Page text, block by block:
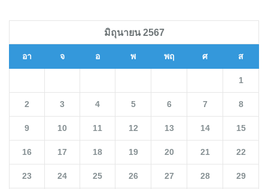
มิถุนายน 2567
อา จ อ พ พฤ ศ ส
1
2 3 4 5 6 7 8
9 10 11 12 13 14 15
16 17 18 19 20 21 22
23 24 25 26 27 28 29